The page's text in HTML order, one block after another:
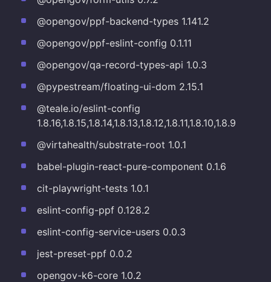
@opengov/ppf-backend-types 1.141.2
@opengov/ppf-eslint-config 0.1.11
@opengov/qa-record-types-api 1.0.3
@pypestream/floating-ui-dom 2.15.1
@teale.io/eslint-config
1.8.16,1.8.15,1.8.14,1.8.13,1.8.12,1.8.11,1.8.10,1.8.9
@virtahealth/substrate-root 1.0.1
babel-plugin-react-pure-component 0.1.6
cit-playwright-tests 1.0.1
eslint-config-ppf 0.128.2
eslint-config-service-users 0.0.3
jest-preset-ppf 0.0.2
opengov-k6-core 1.0.2